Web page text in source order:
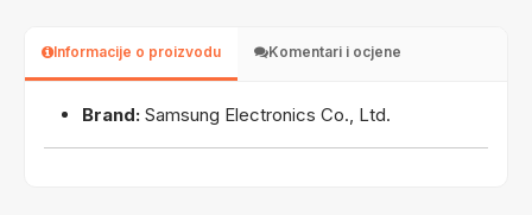
Informacije o proizvodu Komentari i ocjene
Brand: Samsung Electronics Co., Ltd.